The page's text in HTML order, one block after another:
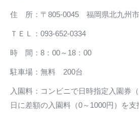
住 所：〒805-0045 福岡県北九州市
ＴＥＬ：093-652-0334
時 間：8：00～18：00
駐車場：無料 200台
入園料：コンビニで日時指定入園券
日に差額の入園料（0～1000円）を